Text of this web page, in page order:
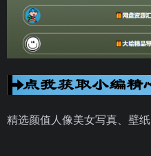
精选颜值人像美女写真、壁纸